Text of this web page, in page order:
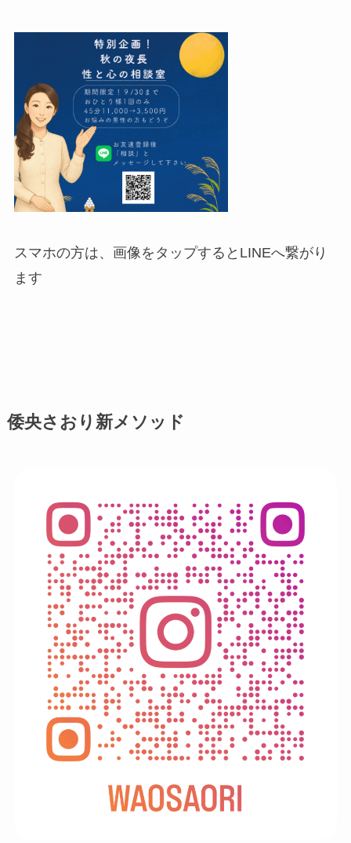
スマホの方は、画像をタップするとLINEへ繋がり
ます
倭央さおり新メソッド